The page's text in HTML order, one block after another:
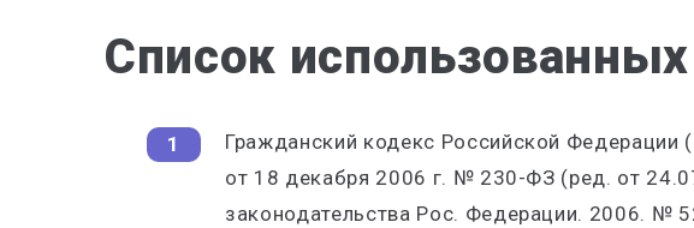
Список
Гражданский кодекс Российской Федерации
от 18 декабря 2006 г. № 230-ФЗ (ред. от
законодательства Рос. Федерации. 2006. №